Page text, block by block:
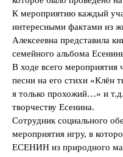
К мероприятию каждый
интересными фактами из
Алексеевна представила
семейного альбома
В ходе всего мероприятия
песни на его стихи
я только прохожий…» и
творчеству Есенина.
Сотрудник социального
мероприятия игру, в
ЕСЕНИН из природного